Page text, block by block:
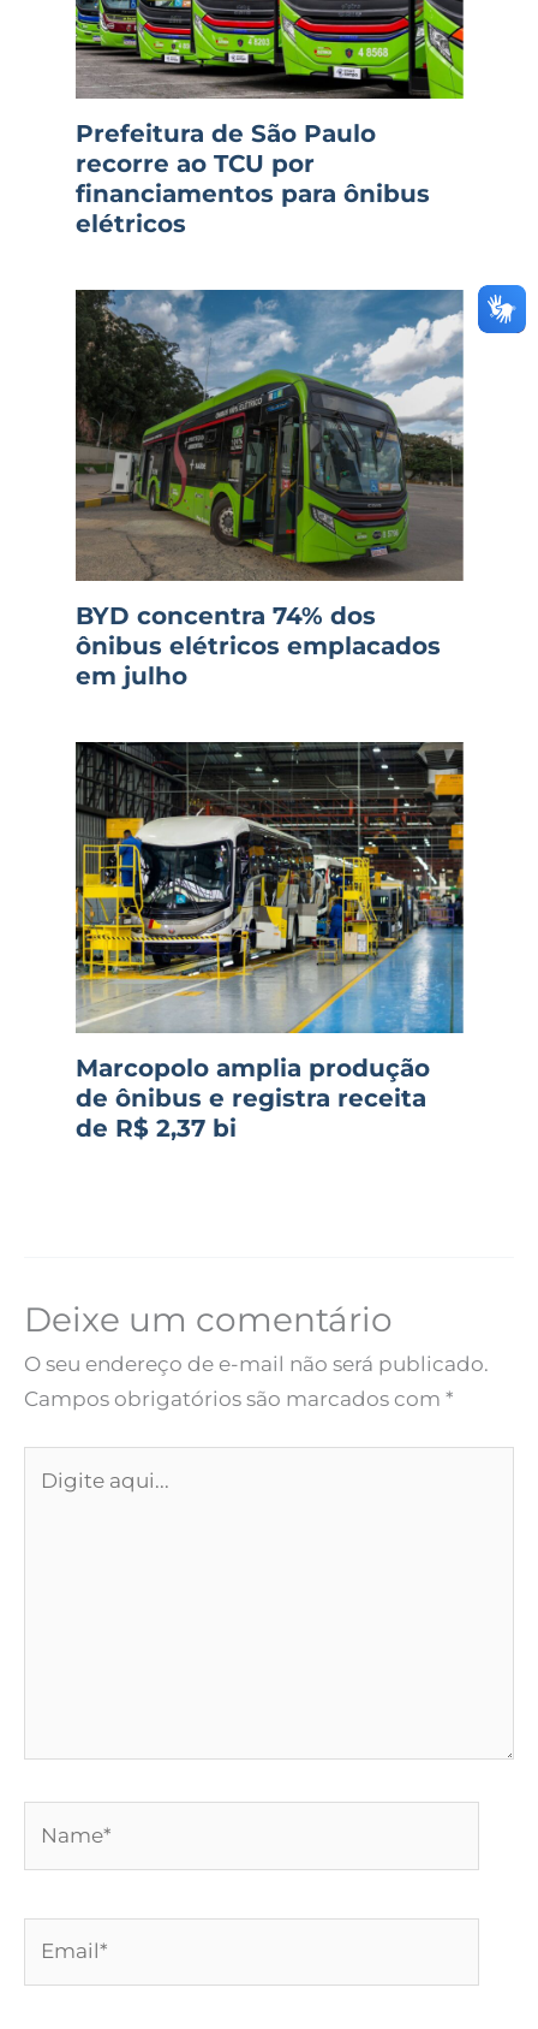
Prefeitura de São Paulo
recorre ao TCU por
financiamentos para ônibus
elétricos
BYD concentra 74% dos
ônibus elétricos emplacados
em julho
Marcopolo amplia produção
de ônibus e registra receita
de R$ 2,37 bi
Deixe um comentário
O seu endereço de e-mail não será publicado.
Campos obrigatórios são marcados com *
aqui...